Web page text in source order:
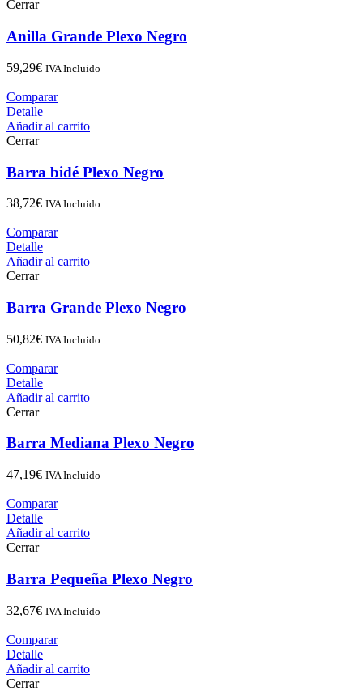
Cerrar
Anilla Grande Plexo Negro
59,29€ IVA Incluido
Comparar
Detalle
Añadir al carrito
Cerrar
Barra bidé Plexo Negro
38,72€ IVA Incluido
Comparar
Detalle
Añadir al carrito
Cerrar
Barra Grande Plexo Negro
50,82€ IVA Incluido
Comparar
Detalle
Añadir al carrito
Cerrar
Barra Mediana Plexo Negro
47,19€ IVA Incluido
Comparar
Detalle
Añadir al carrito
Cerrar
Barra Pequeña Plexo Negro
32,67€ IVA Incluido
Comparar
Detalle
Añadir al carrito
Cerrar